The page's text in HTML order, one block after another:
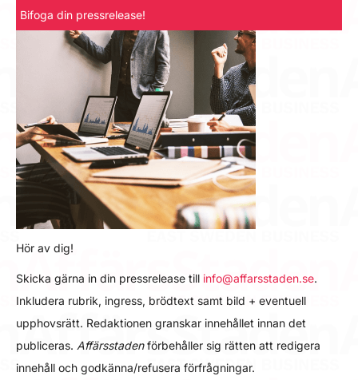
Bifoga din pressrelease!
Hör av dig!
Skicka gärna in din pressrelease till info@affarsstaden.se.
Inkludera rubrik, ingress, brödtext samt bild + eventuell
upphovsrätt. Redaktionen granskar innehållet innan det
publiceras. Affärsstadenförbehåller sig rätten att redigera
innehåll och godkänna/refusera förfrågningar.